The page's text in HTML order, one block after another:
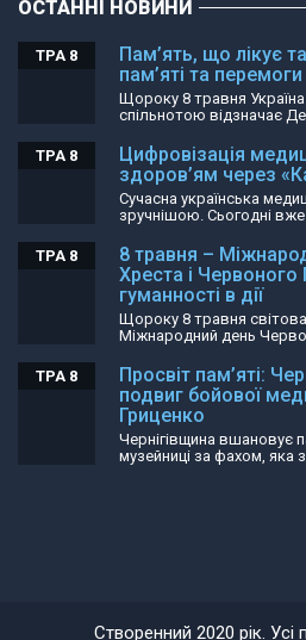
ОСТАННІ НОВИНИ
Пам’ять, що лікує
пам’яті та
ТРА 8
Щороку 8 травня
спільнотою відзначає
Цифровізація
здоров’ям через
ТРА 8
Сучасна українська
зручнішою. Сьогодні
8 травня –
Хреста і Червоного
гуманності в дії
ТРА 8
Щороку 8 травня
Міжнародний день
Просвіт пам’яті:
подвиг бойової
Гриценко
ТРА 8
Чернігівщина вшановує
музейниці за фахом, яка
Створенний 2020 рік. Усі